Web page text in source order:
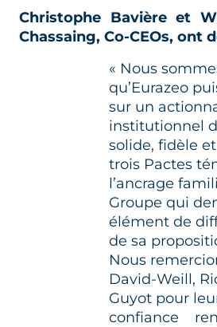
Christophe Bavière et
Chassaing, Co-CEOs, ont
« Nous
qu’Eurazeo
sur un
institutionnel
solide, fidèle
trois Pactes
l’ancrage
Groupe qui
élément de
de sa
Nous
David-Weill,
Guyot pour
confiance